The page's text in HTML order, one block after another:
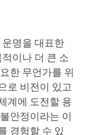
명을 대표한
이나 더 큰 소
한 무언가를 위
로 비전이 있고
계에 도전할 용
안정이라는 이
경험할 수 있